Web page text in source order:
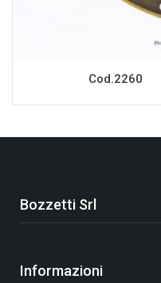
Cod.2260
Bozzetti Srl
Informazioni